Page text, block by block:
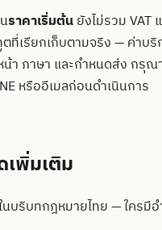
ราคาเริ่มต้นยังไม่รวม VAT
ที่เรียกเก็บตามจริง — ค่าบริ
น้า ภาษา และกำหนดส่ง กรุ
หรืออีเมลก่อนดำเนินการ
เพิ่มเติม
นบริบทกฎหมายไทย — ใครมี